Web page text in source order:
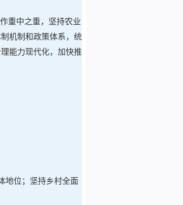
重中之重，坚持农业
机制和政策体系，统
能力现代化，加快推
地位；坚持乡村全面